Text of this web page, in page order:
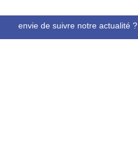
envie de suivre notre actualité ?